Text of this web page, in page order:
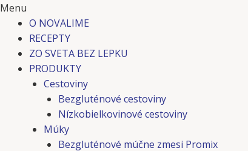
Menu
O NOVALIME
RECEPTY
ZO SVETA BEZ LEPKU
PRODUKTY
Cestoviny
Bezgluténové cestoviny
Nízkobielkovinové cestoviny
Múky
Bezgluténové múčne zmesi Promix